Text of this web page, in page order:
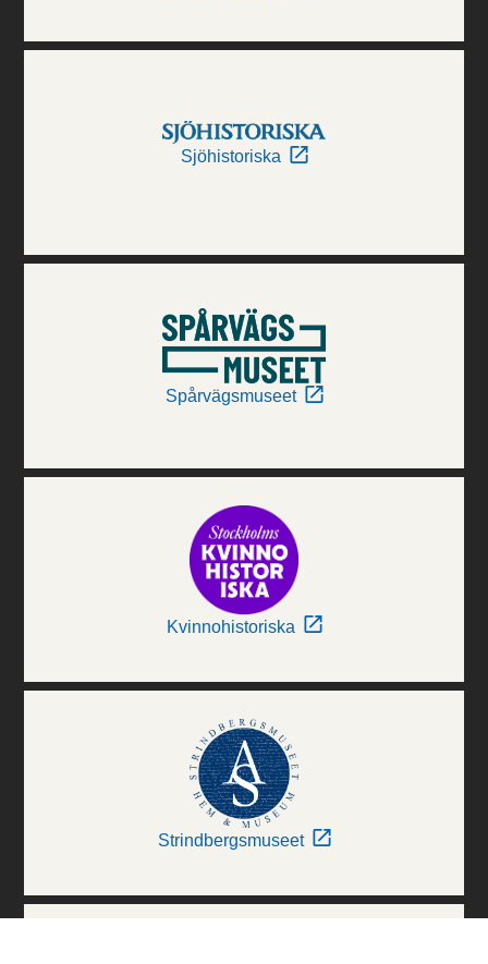
Sjöhistoriska
Spårvägsmuseet
Kvinnohistoriska
Strindbergsmuseet